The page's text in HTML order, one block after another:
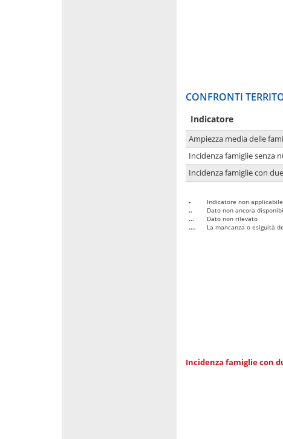
CONFRONTI
Indicatore
Ampiezza media delle
Incidenza famiglie senza
Incidenza famiglie con
-
Indicatore non
..
Dato non ancora
...
Dato non rilevato
....
La mancanza o esiguità
Incidenza famiglie con